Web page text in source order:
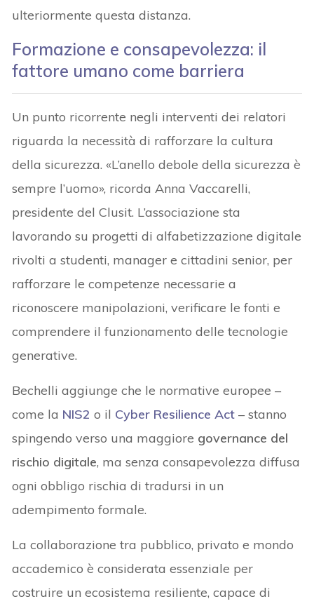
ulteriormente questa distanza.
Formazione e consapevolezza: il
fattore umano come barriera
Un punto ricorrente negli interventi dei relatori
riguarda la necessità di rafforzare la cultura
della sicurezza. «L’anello debole della sicurezza è
sempre l’uomo», ricorda Anna Vaccarelli,
presidente del Clusit. L’associazione sta
lavorando su progetti di alfabetizzazione digitale
rivolti a studenti, manager e cittadini senior, per
rafforzare le competenze necessarie a
riconoscere manipolazioni, verificare le fonti e
comprendere il funzionamento delle tecnologie
generative.
Bechelli aggiunge che le normative europee –
come la NIS2 o il Cyber Resilience Act – stanno
spingendo verso una maggiore governance del
rischio digitale, ma senza consapevolezza diffusa
ogni obbligo rischia di tradursi in un
adempimento formale.
La collaborazione tra pubblico, privato e mondo
accademico è considerata essenziale per
costruire un ecosistema resiliente, capace di